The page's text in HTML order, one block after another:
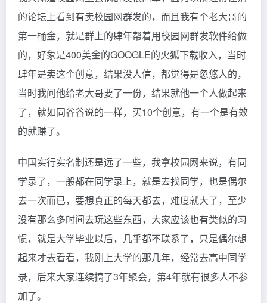
的论坛上看到有卖校园网群发的，而且我有个老大哥的
第一桶金，就是群上的肆年帮着用校园网群发软件给做
的，好象是400美金的GOOGLE的火狐下载收入，当时
肆年是卖这个创意，结果没人信，都觉得是忽悠人的，
当时我问他给老大哥要了一份，结果就他一个人做起来
了，就如同谷谷说的一样，买10个创意，有一个是有效
的就赚了。
中国实行实名制还是远了一些，我拿校园网来说，有同
学录了，一般都在同学录上，就是去找同学，也是偶尔
去一次而已，要想真正的每天都去，难度就大了，至少
没有那么多时间去玩这些东西，大家应该也有类似的习
惯，就是大学毕业以后，几乎都不联系了，只是偶尔想
起来才去看看，我刚上大学的那几年，经常去高中同学
录，后来大家连续搞了3年聚会，第4年就有很多人不参
加了。